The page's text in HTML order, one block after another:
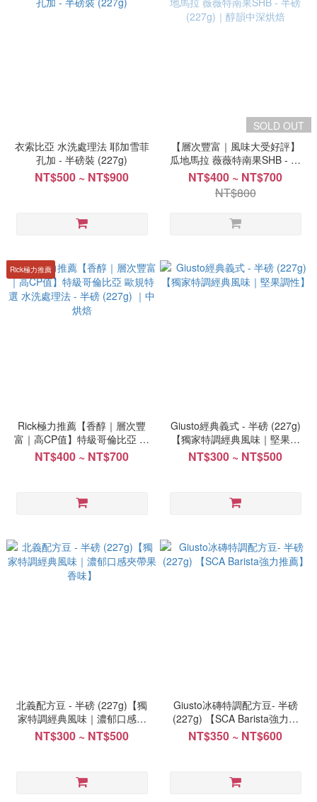
衣索比亞 水洗處理法 耶加雪菲
孔加 - 半磅裝 (227g)
NT$500 ~ NT$900
SOLD OUT
【層次豐富｜風味大受好評】
瓜地馬拉 薇薇特南果SHB - 半
磅 (227g)｜醇韻中深烘焙
NT$400 ~ NT$700
NT$800
Rick極力推薦
Rick極力推薦【香醇｜層次豐
富｜高CP值】特級哥倫比亞 歐
規特選 水洗處理法 - 半磅
(227g) ｜中烘焙
NT$400 ~ NT$700
Giusto經典義式 - 半磅 (227g)
【獨家特調經典風味｜堅果調
性】
NT$300 ~ NT$500
北義配方豆 - 半磅 (227g)【獨
家特調經典風味｜濃郁口感夾
帶果香味】
NT$300 ~ NT$500
Giusto冰磚特調配方豆- 半磅
(227g) 【SCA Barista強力推
薦】
NT$350 ~ NT$600